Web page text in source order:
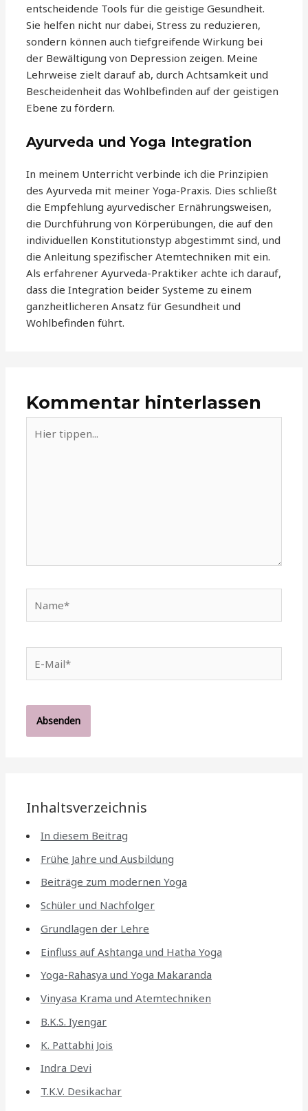
entscheidende Tools für die geistige Gesundheit.
Sie helfen nicht nur dabei, Stress zu reduzieren,
sondern können auch tiefgreifende Wirkung bei
der Bewältigung von Depression zeigen. Meine
Lehrweise zielt darauf ab, durch Achtsamkeit und
Bescheidenheit das Wohlbefinden auf der geistigen
Ebene zu fördern.
Ayurveda und Yoga Integration
In meinem Unterricht verbinde ich die Prinzipien
des Ayurveda mit meiner Yoga-Praxis. Dies schließt
die Empfehlung ayurvedischer Ernährungsweisen,
die Durchführung von Körperübungen, die auf den
individuellen Konstitutionstyp abgestimmt sind, und
die Anleitung spezifischer Atemtechniken mit ein.
Als erfahrener Ayurveda-Praktiker achte ich darauf,
dass die Integration beider Systeme zu einem
ganzheitlicheren Ansatz für Gesundheit und
Wohlbefinden führt.
Kommentar hinterlassen
tippen...
Mail*
Inhaltsverzeichnis
In diesem Beitrag
Frühe Jahre und Ausbildung
Beiträge zum modernen Yoga
Schüler und Nachfolger
Grundlagen der Lehre
Einfluss auf Ashtanga und Hatha Yoga
Yoga-Rahasya und Yoga Makaranda
Vinyasa Krama und Atemtechniken
B.K.S. Iyengar
K. Pattabhi Jois
Indra Devi
T.K.V. Desikachar